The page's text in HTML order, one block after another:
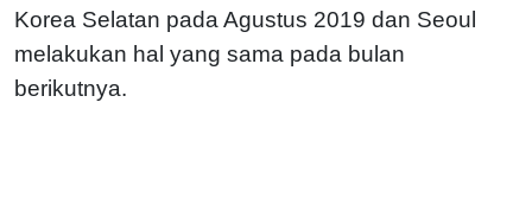
Korea Selatan pada Agustus 2019 dan Seoul
melakukan hal yang sama pada bulan
berikutnya.